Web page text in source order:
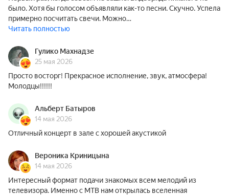
было. Хотя бы голосом объявляли как-то песни. Скучно. Успела
примерно посчитать свечи. Можно…
Читать полностью
Гулико Махнадзе
25 мая 2026
Просто восторг! Прекрасное исполнение, звук, атмосфера!
Молодцы!!!!!!
Альберт Батыров
14 мая 2026
Отличный концерт в зале с хорошей акустикой
Вероника Криницына
14 мая 2026
Интересный формат подачи знакомых всем мелодий из
телевизора. Именно с МТВ нам открылась вселенная